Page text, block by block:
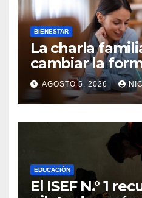
BIENESTAR
La charla
cambiar la
educamos a
sobre el dinero
AGOSTO 5, 2026
EDUCACIÓN
El ISEF N.° 1